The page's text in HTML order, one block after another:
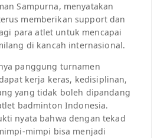
Sampurna, menyatakan
memberikan support dan
para atlet untuk mencapai
di kancah internasional.
panggung turnamen
kerja keras, kedisiplinan,
yang tidak boleh dipandang
badminton Indonesia.
nyata bahwa dengan tekad
mimpi bisa menjadi